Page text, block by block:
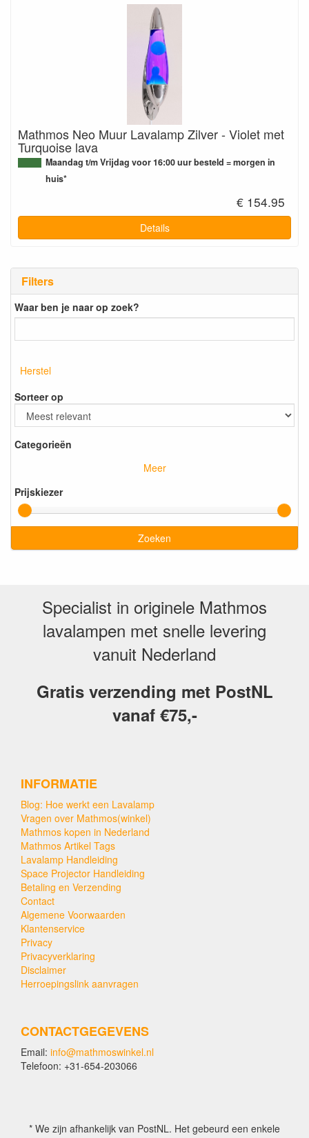
Filters
Waar ben je naar op zoek?
Herstel
Sorteer op
Categorieën
Meer
Prijskiezer
Zoeken
Mathmos Neo Muur Lavalamp Zilver - Violet met
Turquoise lava
Maandag t/m Vrijdag voor 16:00 uur besteld = morgen in
huis*
€ 154.95
Details
Specialist in originele Mathmos
lavalampen met snelle levering
vanuit Nederland
Gratis verzending met PostNL
vanaf €75,-
INFORMATIE
Blog: Hoe werkt een Lavalamp
Vragen over Mathmos(winkel)
Mathmos kopen in Nederland
Mathmos Artikel Tags
Lavalamp Handleiding
Space Projector Handleiding
Betaling en Verzending
Contact
Algemene Voorwaarden
Klantenservice
Privacy
Privacyverklaring
Disclaimer
Herroepingslink aanvragen
CONTACTGEGEVENS
Email: info@mathmoswinkel.nl
Telefoon: +31-654-203066
* We zijn afhankelijk van PostNL. Het gebeurd een enkele